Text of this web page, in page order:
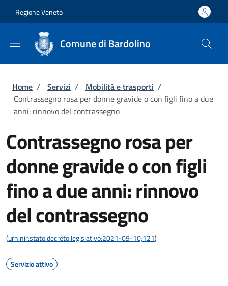
Regione Veneto
Comune di Bardolino
Briciole di pane
Home / Servizi / Mobilità e trasporti /
Contrassegno rosa per donne gravide o con figli fino a due
anni: rinnovo del contrassegno
Contrassegno rosa per
donne gravide o con figli
fino a due anni: rinnovo
del contrassegno
(urn:nir:stato:decreto.legislativo:2021-09-10;121)
Servizio attivo